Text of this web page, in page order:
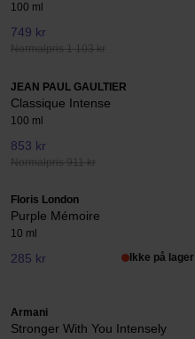
100 ml
749 kr
Normalpris 1 103 kr
JEAN PAUL GAULTIER
Classique Intense
100 ml
853 kr
Normalpris 911 kr
Floris London
Purple Mémoire
10 ml
285 kr Ikke på lager
Armani
Stronger With You Intensely